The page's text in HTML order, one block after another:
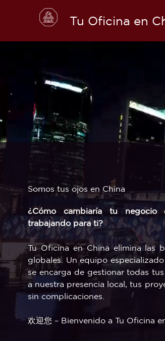
Tu Oficina en
Somos tus ojos en China
¿Cómo cambiaría tu
trabajando para ti?
Tu Oficina en China elimina las
globales. Un equipo
se encarga de gestionar todas
a nuestra presencia local, tus
sin complicaciones.
欢迎您 – Bienvenido a Tu Oficina